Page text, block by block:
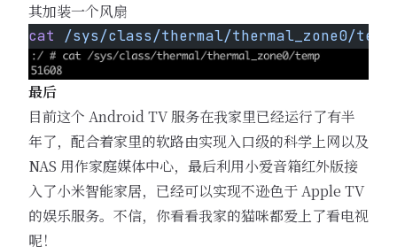
其加装一个风扇
cat /sys/class/thermal/thermal_zone0/temp
最后
目前这个 Android TV 服务在我家里已经运行了有半
年了，配合着家里的软路由实现入口级的科学上网以及
NAS 用作家庭媒体中心，最后利用小爱音箱红外版接
入了小米智能家居，已经可以实现不逊色于 Apple TV
的娱乐服务。不信，你看看我家的猫咪都爱上了看电视
呢！